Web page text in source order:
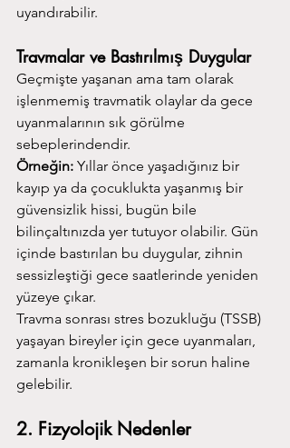
uyandırabilir.
Travmalar ve Bastırılmış Duygular
Geçmişte yaşanan ama tam olarak
işlenmemiş travmatik olaylar da gece
uyanmalarının sık görülme
sebeplerindendir.
Örneğin: Yıllar önce yaşadığınız bir
kayıp ya da çocuklukta yaşanmış bir
güvensizlik hissi, bugün bile
bilinçaltınızda yer tutuyor olabilir. Gün
içinde bastırılan bu duygular, zihnin
sessizleştiği gece saatlerinde yeniden
yüzeye çıkar.
Travma sonrası stres bozukluğu (TSSB)
yaşayan bireyler için gece uyanmaları,
zamanla kronikleşen bir sorun haline
gelebilir.
2. Fizyolojik Nedenler